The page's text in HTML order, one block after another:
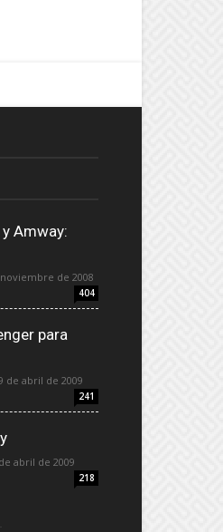
Amway:
de 2008
404
para
de abril de 2009
241
abril de 2009
218